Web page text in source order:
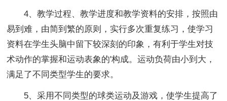
4、教学过程、教学进度和教学资料的安排，按照由
易到难，由简到繁的原则，实行多次重复练习，使学习
资料在学生头脑中留下较深刻的印象，有利于学生对技
术动作的掌握和运动表象的'构成。运动负荷由小到大，
满足了不同类型学生的要求。
5、采用不同类型的球类运动及游戏，使学生提高了